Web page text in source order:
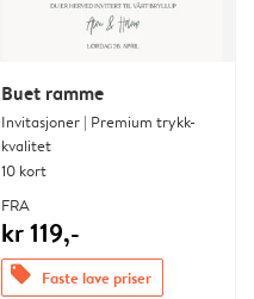
Buet ramme
Invitasjoner | Premium trykk-
kvalitet
10 kort
FRA
kr 119,-
offers Faste lave priser